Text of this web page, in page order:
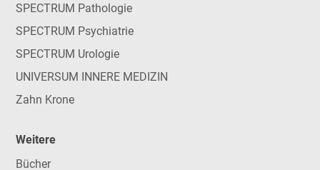
SPECTRUM Pathologie
SPECTRUM Psychiatrie
SPECTRUM Urologie
UNIVERSUM INNERE MEDIZIN
Zahn Krone
Weitere
Bücher